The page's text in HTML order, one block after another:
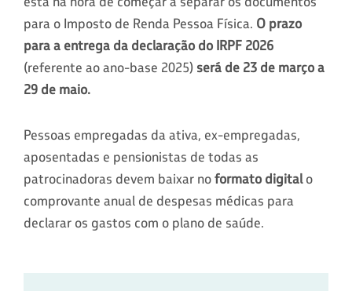
para o Imposto de Renda Pessoa Física. O prazo
para a entrega da declaração do IRPF 2026
(referente ao ano-base 2025) será de 23 de março a
29 de maio.
Pessoas empregadas da ativa, ex-empregadas,
aposentadas e pensionistas de todas as
patrocinadoras devem baixar noformato digitalo
comprovante anual de despesas médicas para
declarar os gastos com o plano de saúde.